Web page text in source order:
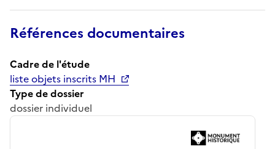
Références documentaires
Cadre de l'étude
liste objets inscrits MH
Type de dossier
dossier individuel